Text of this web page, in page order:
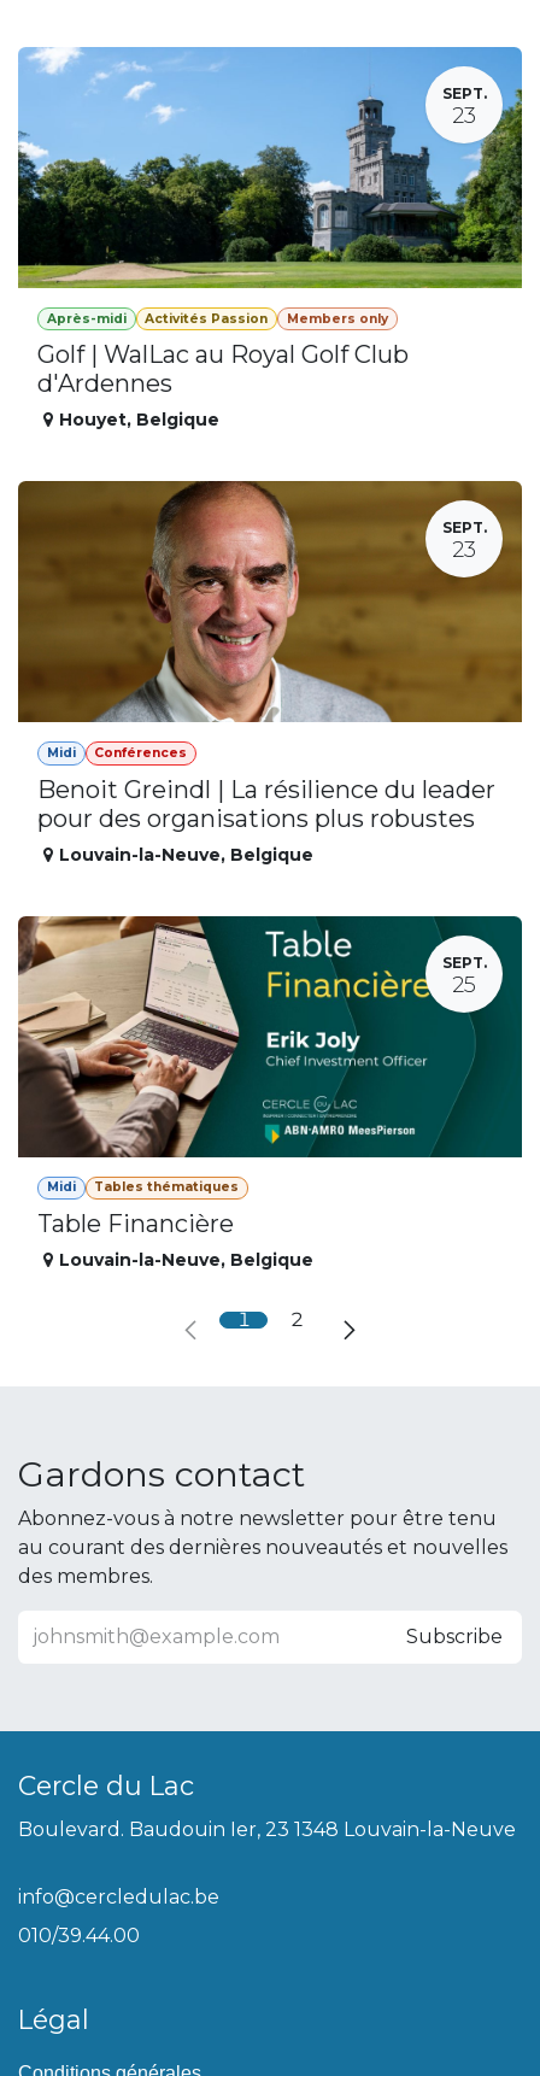
SEPT.
23
Après-midi Activités Passion Members only
Golf | WalLac au Royal Golf Club
d'Ardennes
Houyet, Belgique
SEPT.
23
Midi Conférences
Benoit Greindl | La résilience du leader
pour des organisations plus robustes
Louvain-la-Neuve, Belgique
SEPT.
25
Midi Tables thématiques
Table Financière
Louvain-la-Neuve, Belgique
1 2
Gardons contact
Abonnez-vous à notre newsletter pour être tenu
au courant des dernières nouveautés et nouvelles
des membres.
Subscribe
Cercle du Lac
Boulevard. Baudouin Ier, 23 1348 Louvain-la-Neuve
info@cercledulac.be
010/39.44.00
Légal